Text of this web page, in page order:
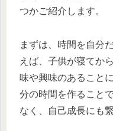
つかご紹介します。
まずは、時間を自分
えば、子供が寝てか
味や興味のあること
分の時間を作ること
なく、自己成長にも